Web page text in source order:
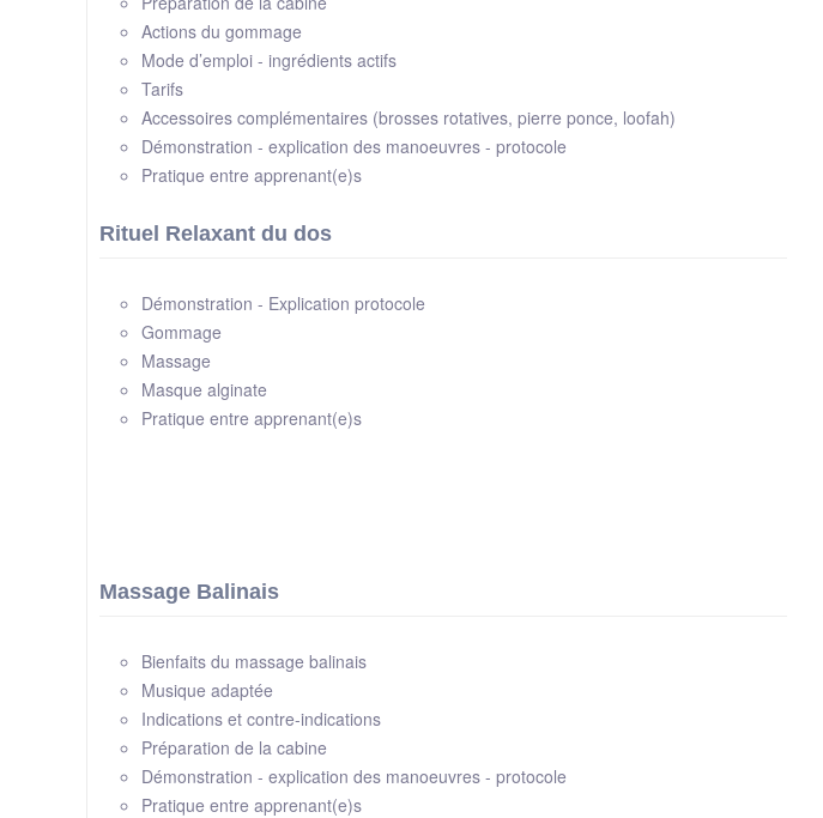
Actions du gommage
Mode d’emploi - ingrédients actifs
Tarifs
Accessoires complémentaires (brosses rotatives, pierre ponce, loofah)
Démonstration - explication des manoeuvres - protocole
Pratique entre apprenant(e)s
Rituel Relaxant du dos
Démonstration - Explication protocole
Gommage
Massage
Masque alginate
Pratique entre apprenant(e)s
Massage Balinais
Bienfaits du massage balinais
Musique adaptée
Indications et contre-indications
Préparation de la cabine
Démonstration - explication des manoeuvres - protocole
Pratique entre apprenant(e)s